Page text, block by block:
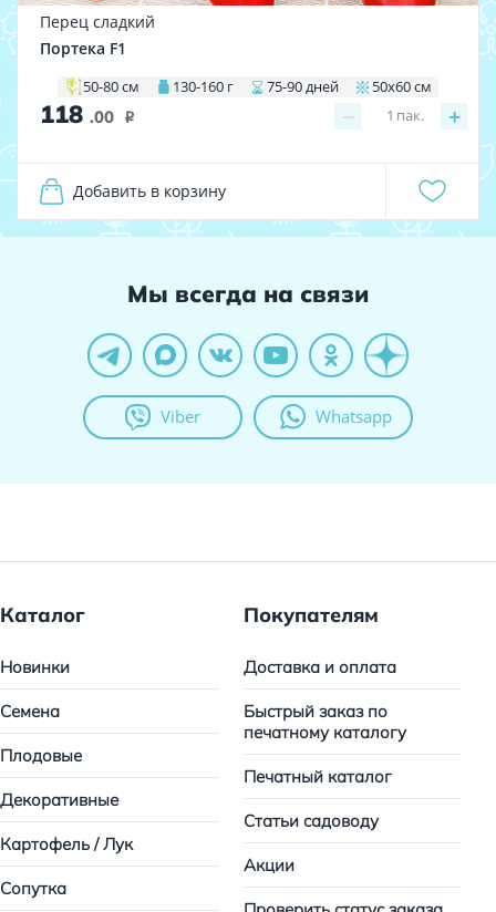
Перец сладкий
Портека F1
50-80 см 130-160 г 75-90 дней 50х60 см
118 .00 i − +
1 пак.
Добавить в корзину
Мы всегда на связи
Viber Whatsapp
Каталог
Новинки
Семена
Плодовые
Декоративные
Картофель / Лук
Сопутка
Покупателям
Доставка и оплата
Быстрый заказ по
печатному каталогу
Печатный каталог
Статьи садоводу
Акции